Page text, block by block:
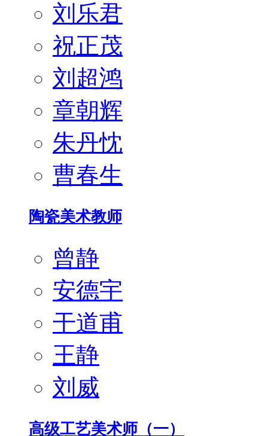
刘乐君
祝正茂
刘超鸿
章朝辉
朱丹忱
曹春生
陶瓷美术教师
曾静
安德宇
干道甫
王静
刘威
高级工艺美术师（一）